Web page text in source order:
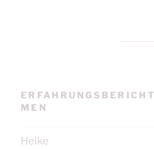
MEN
Heike